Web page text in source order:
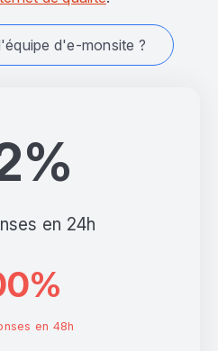
en 24h
en 48h
d'e-monsite ?